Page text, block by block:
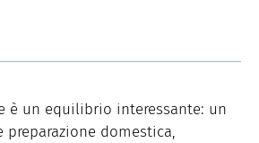
è un equilibrio interessante: un
preparazione domestica,